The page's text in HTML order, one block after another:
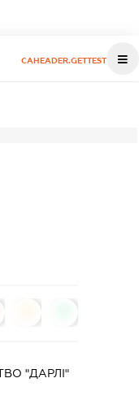
CAHEADER.GETTEST
"ДАРЛІ"